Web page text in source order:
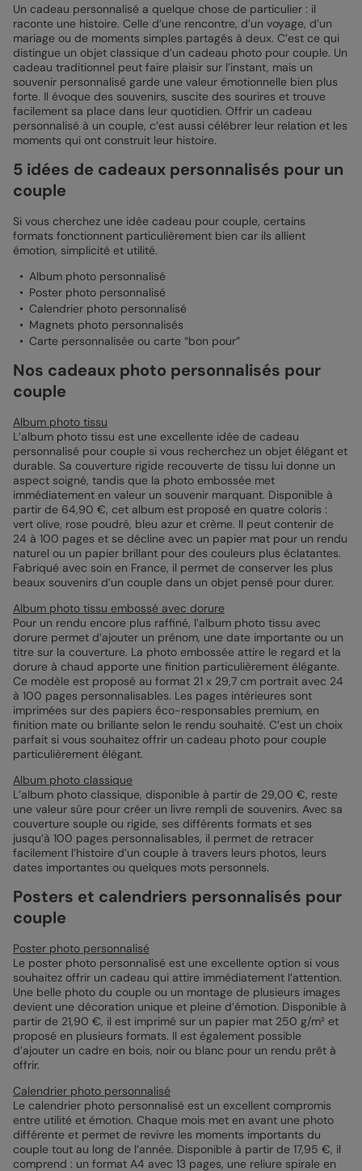
Un cadeau personnalisé a quelque chose de particulier : il
raconte une histoire. Celle d’une rencontre, d’un voyage, d’un
mariage ou de moments simples partagés à deux. C’est ce qui
distingue un objet classique d’un cadeau photo pour couple. Un
cadeau traditionnel peut faire plaisir sur l’instant, mais un
souvenir personnalisé garde une valeur émotionnelle bien plus
forte. Il évoque des souvenirs, suscite des sourires et trouve
facilement sa place dans leur quotidien. Offrir un cadeau
personnalisé à un couple, c’est aussi célébrer leur relation et les
moments qui ont construit leur histoire.
5 idées de cadeaux personnalisés pour un
couple
Si vous cherchez une idée cadeau pour couple, certains
formats fonctionnent particulièrement bien car ils allient
émotion, simplicité et utilité.
Album photo personnalisé
Poster photo personnalisé
Calendrier photo personnalisé
Magnets photo personnalisés
Carte personnalisée ou carte “bon pour”
Nos cadeaux photo personnalisés pour
couple
Album photo tissu
L’album photo tissu est une excellente idée de cadeau
personnalisé pour couple si vous recherchez un objet élégant et
durable. Sa couverture rigide recouverte de tissu lui donne un
aspect soigné, tandis que la photo embossée met
immédiatement en valeur un souvenir marquant. Disponible à
partir de 64,90 €, cet album est proposé en quatre coloris :
vert olive, rose poudré, bleu azur et crème. Il peut contenir de
24 à 100 pages et se décline avec un papier mat pour un rendu
naturel ou un papier brillant pour des couleurs plus éclatantes.
Fabriqué avec soin en France, il permet de conserver les plus
beaux souvenirs d’un couple dans un objet pensé pour durer.
Album photo tissu embossé avec dorure
Pour un rendu encore plus raffiné, l’album photo tissu avec
dorure permet d’ajouter un prénom, une date importante ou un
titre sur la couverture. La photo embossée attire le regard et la
dorure à chaud apporte une finition particulièrement élégante.
Ce modèle est proposé au format 21 x 29,7 cm portrait avec 24
à 100 pages personnalisables. Les pages intérieures sont
imprimées sur des papiers éco-responsables premium, en
finition mate ou brillante selon le rendu souhaité. C’est un choix
parfait si vous souhaitez offrir un cadeau photo pour couple
particulièrement élégant.
Album photo classique
L’album photo classique, disponible à partir de 29,00 €, reste
une valeur sûre pour créer un livre rempli de souvenirs. Avec sa
couverture souple ou rigide, ses différents formats et ses
jusqu’à 100 pages personnalisables, il permet de retracer
facilement l’histoire d’un couple à travers leurs photos, leurs
dates importantes ou quelques mots personnels.
Posters et calendriers personnalisés pour
couple
Poster photo personnalisé
Le poster photo personnalisé est une excellente option si vous
souhaitez offrir un cadeau qui attire immédiatement l’attention.
Une belle photo du couple ou un montage de plusieurs images
devient une décoration unique et pleine d’émotion. Disponible à
partir de 21,90 €, il est imprimé sur un papier mat 250 g/m² et
proposé en plusieurs formats. Il est également possible
d’ajouter un cadre en bois, noir ou blanc pour un rendu prêt à
offrir.
Calendrier photo personnalisé
Le calendrier photo personnalisé est un excellent compromis
entre utilité et émotion. Chaque mois met en avant une photo
différente et permet de revivre les moments importants du
couple tout au long de l’année. Disponible à partir de 17,95 €, il
comprend : un format A4 avec 13 pages, une reliure spirale en